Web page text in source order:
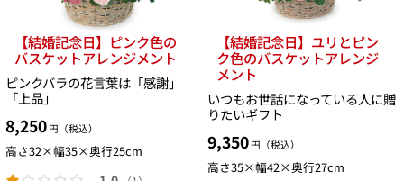
【結婚記念日】ピンク色の
バスケットアレンジメント
ピンクバラの花言葉は「感謝」
「上品」
8,250 円（税込）
高さ32×幅35×奥行25cm
【結婚記念日】ユリとピン
ク色のバスケットアレンジ
メント
いつもお世話になっている人に贈
りたいギフト
9,350 円（税込）
高さ35×幅42×奥行27cm